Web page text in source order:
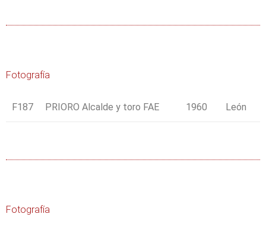
Fotografía
F187 PRIORO Alcalde y toro FAE 1960 León
Fotografía